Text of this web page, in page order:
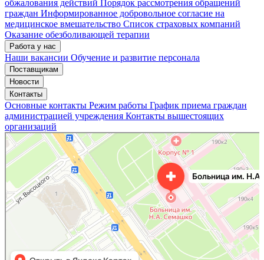
обжалования действий Порядок рассмотрения обращений
граждан Информированное добровольное согласие на
медицинское вмешательство Список страховых компаний
Оказание обезболивающей терапии
Работа у нас
Наши вакансии Обучение и развитие персонала
Поставщикам
Новости
Контакты
Основные контакты Режим работы График приема граждан
администрацией учреждения Контакты вышестоящих
организаций
«Нижегородская областная клиническая больница имени Н.А. Семашко»
Отделение больницы, госпиталя в Нижнем Новгороде
Больница для взрослых в Нижнем Новгороде